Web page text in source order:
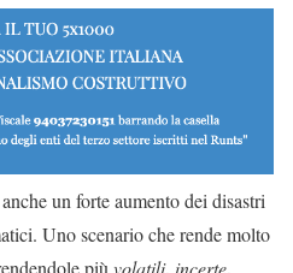
un forte aumento dei disastri
Uno scenario che rende molto
più volatili, incerte,